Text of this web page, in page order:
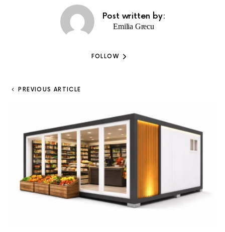
Post written by:
Emilia Grecu
FOLLOW
PREVIOUS ARTICLE